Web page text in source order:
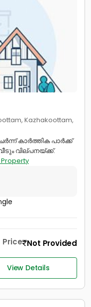
Kazhakoottam,
കാർത്തിക പാർക്ക്
വില്പനയ്ക്ക്.
Price Not Provided
View Details